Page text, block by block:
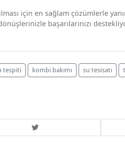
için en sağlam çözümlerle
başarılarınızı
tespiti kombi bakımı su tesisatı